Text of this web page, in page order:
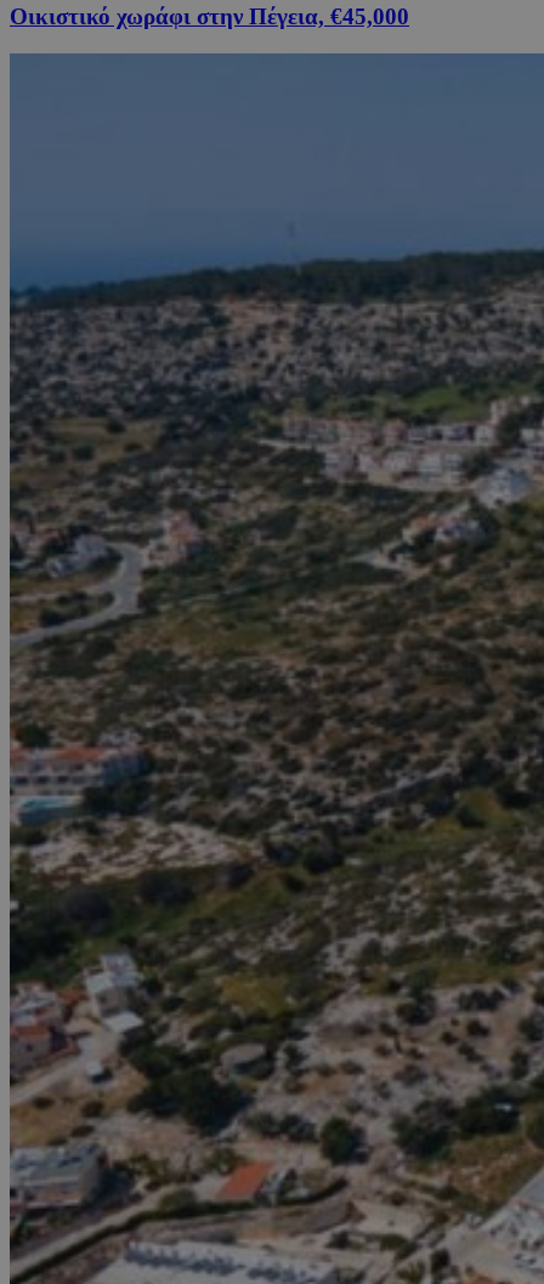
Οικιστικό χωράφι στην Πέγεια, €45,000